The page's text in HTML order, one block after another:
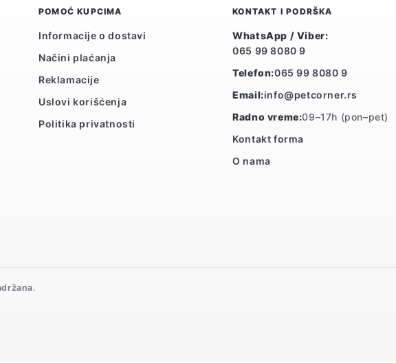
POMOĆ KUPCIMA
Informacije o dostavi
Načini plaćanja
Reklamacije
Uslovi korišćenja
Politika privatnosti
KONTAKT I PODRŠKA
WhatsApp / Viber:
065 99 8080 9
Telefon:065 99 8080 9
Email:info@petcorner.rs
Radno vreme:09–17h (pon–pet)
Kontakt forma
O nama